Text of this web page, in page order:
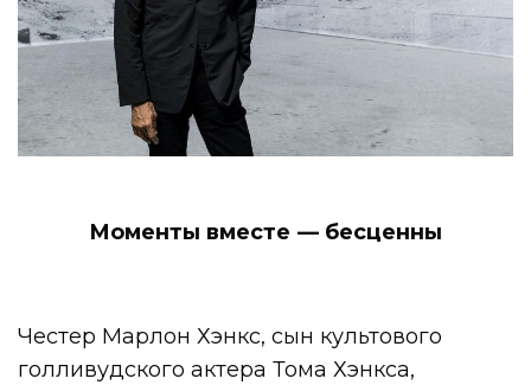
Моменты вместе — бесценны
Честер Марлон Хэнкс, сын культового
голливудского актера Тома Хэнкса,